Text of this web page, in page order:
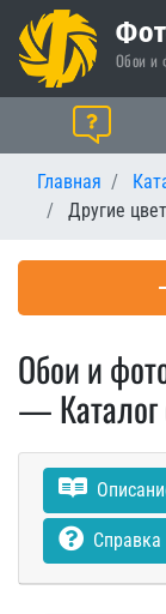
Обои и
Помощь
Главная
Другие
Обои и
— Каталог
Справка